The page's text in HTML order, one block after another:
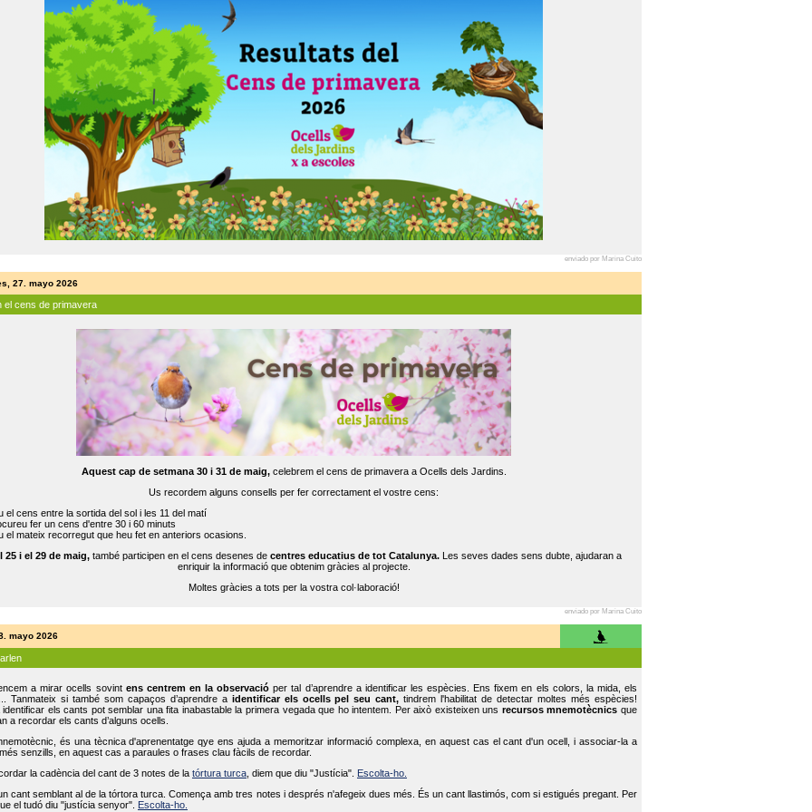
enviado por Marina Cuito
27. mayo 2026
el cens de primavera
Aquest cap de setmana 30 i 31 de maig,celebrem el cens de primavera a Ocells dels Jardins.
Us recordem alguns consells per fer correctament el vostre cens:
el cens entre la sortida del sol i les 11 del matí
fer un cens d'entre 30 i 60 minuts
el mateix recorregut que heu fet en anteriors ocasions.
25 i el 29 de maig,també participen en el cens desenes de centres educatius de tot Catalunya.Les seves dades sens dubte, ajudaran a
enriquir la informació que obtenim gràcies al projecte.
Moltes gràcies a tots per la vostra col·laboració!
enviado por Marina Cuito
mayo 2026
a mirar ocells sovint ens centrem en la observació per tal d’aprendre a identificar les espècies. Ens fixem en els colors, la mida, els
Tanmateix si també som capaços d’aprendre a identificar els ocells pel seu cant, tindrem l'habilitat de detectar moltes més espècies!
els cants pot semblar una fita inabastable la primera vegada que ho intentem. Per això existeixen uns recursos mnemotècnics que
a recordar els cants d’alguns ocells.
és una tècnica d'aprenentatge qye ens ajuda a memoritzar informació complexa, en aquest cas el cant d'un ocell, i associar-la a
senzills, en aquest cas a paraules o frases clau fàcils de recordar.
la cadència del cant de 3 notes de la tórtura turca , diem que diu "Justícia".
Escolta-ho.
cant semblant al de la tórtora turca. Comença amb tres notes i després n'afegeix dues més. És un cant llastimós, com si estigués pregant. Per
el tudó diu "justícia senyor".
Escolta-ho.